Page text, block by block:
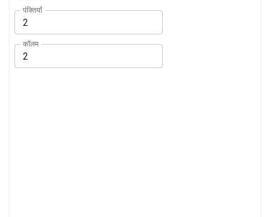
पंक्तियाँ
कॉलम